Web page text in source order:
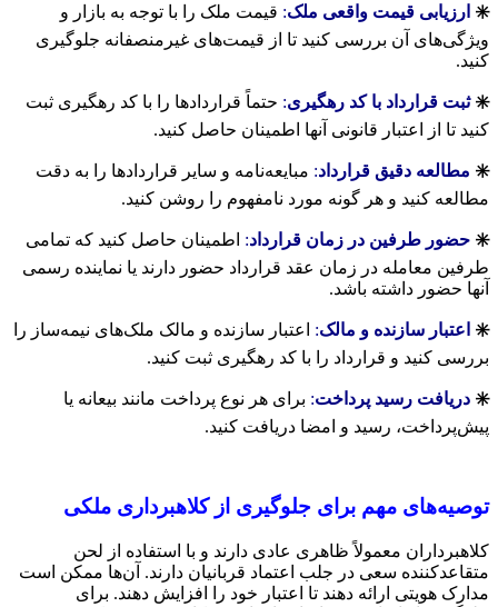
✳️ ارزیابی قیمت واقعی ملک: قیمت ملک را با توجه به بازار و
ویژگی‌های آن بررسی کنید تا از قیمت‌های غیرمنصفانه جلوگیری
کنید.
✳️ثبت قرارداد با کد رهگیری: حتماً قراردادها را با کد رهگیری ثبت
کنید تا از اعتبار قانونی آنها اطمینان حاصل کنید.
✳️ مطالعه دقیق قرارداد: مبایعه‌نامه و سایر قراردادها را به دقت
مطالعه کنید و هر گونه مورد نامفهوم را روشن کنید.
✳️ حضور طرفین در زمان قرارداد: اطمینان حاصل کنید که تمامی
طرفین معامله در زمان عقد قرارداد حضور دارند یا نماینده رسمی
آنها حضور داشته باشد.
✳️ اعتبار سازنده و مالک: اعتبار سازنده و مالک ملک‌های نیمه‌ساز را
بررسی کنید و قرارداد را با کد رهگیری ثبت کنید.
✳️ دریافت رسید پرداخت: برای هر نوع پرداخت مانند بیعانه یا
پیش‌پرداخت، رسید و امضا دریافت کنید.
توصیه‌های مهم برای جلوگیری از کلاهبرداری ملکی
کلاهبرداران معمولاً ظاهری عادی دارند و با استفاده از لحن
متقاعدکننده سعی در جلب اعتماد قربانیان دارند. آن‌ها ممکن است
مدارک هویتی ارائه دهند تا اعتبار خود را افزایش دهند. برای